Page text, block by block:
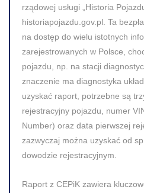
rządowej usługi „Historia
historiapojazdu.gov.pl. Ta
na dostęp do wielu istotnych
zarejestrowanych w Polsce,
pojazdu, np. na stacji
znaczenie ma diagnostyka
uzyskać raport, potrzebne są
rejestracyjny pojazdu, numer
Number) oraz data pierwszej
zazwyczaj można uzyskać od
dowodzie rejestracyjnym.
Raport z CEPiK zawiera